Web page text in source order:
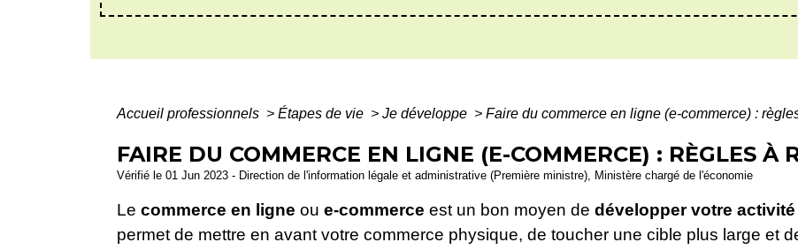
Accueil professionnels > Étapes de vie > Je développe > Faire du commerce en ligne (e-commerce) :
FAIRE DU COMMERCE EN LIGNE (E-COMMERCE) : RÈGLES À
Vérifié le 01 Jun 2023 - Direction de l'information légale et administrative (Première ministre), Ministère chargé de l'économie
Le commerce en ligne ou e-commerce est un bon moyen de développer votre activité
permet de mettre en avant votre commerce physique, de toucher une cible plus large et